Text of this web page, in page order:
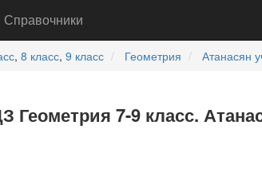
Справочники
, 8 класс, 9 класс Геометрия Атанасян
Геометрия 7-9 класс.